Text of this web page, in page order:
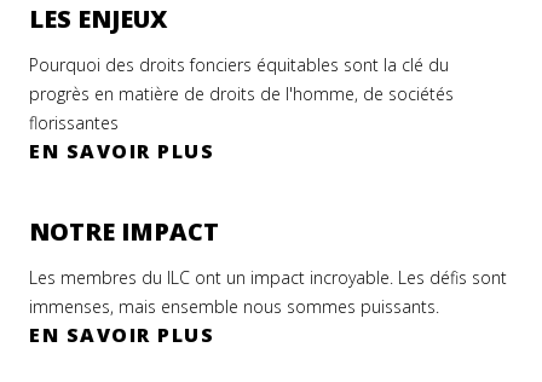
LES ENJEUX
Pourquoi des droits fonciers équitables sont la clé du
progrès en matière de droits de l'homme, de sociétés
florissantes
EN SAVOIR PLUS
NOTRE IMPACT
Les membres du ILC ont un impact incroyable. Les défis sont
immenses, mais ensemble nous sommes puissants.
EN SAVOIR PLUS